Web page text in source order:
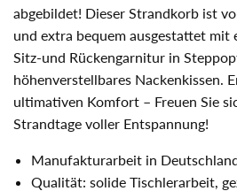
abgebildet! Dieser Strandkorb ist
und extra bequem ausgestattet mit
Sitz-und Rückengarnitur in
höhenverstellbares Nackenkissen.
ultimativen Komfort – Freuen Sie
Strandtage voller Entspannung!
Manufakturarbeit in
Qualität: solide Tischlerarbeit,